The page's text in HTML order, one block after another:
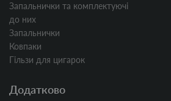
Запальнички та комплектуючі
до них
Запальнички
Ковпаки
Гільзи для цигарок
Додатково